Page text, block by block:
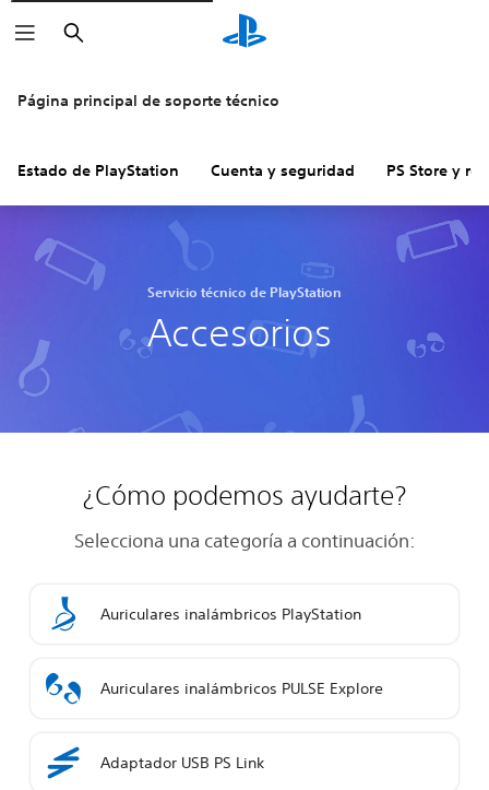
Buscar
Página principal de soporte técnico
Estado de PlayStation Cuenta y seguridad PS Store y
Servicio técnico de PlayStation
Accesorios
¿Cómo podemos ayudarte?
Selecciona una categoría a continuación:
Auriculares inalámbricos PlayStation
Auriculares inalámbricos PULSE Explore
Adaptador USB PS Link